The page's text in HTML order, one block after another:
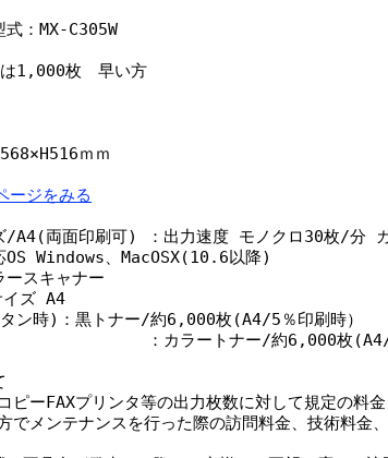
：MX-C305W
は1,000枚 早い方
ｍｍ
ージをみる
/A4(両面印刷可) ：出力速度 モノクロ30枚/分
OS Windows、MacOSX(10.6以降)
ースキャナー
イズ A4
ン時)：黒トナー/約6,000枚(A4/5％印刷時）
ナー/約6,000枚(A4/5％印
ピーFAXプリンタ等の出力枚数に対して規定の料
メンテナンスを行った際の訪問料金、技術料金